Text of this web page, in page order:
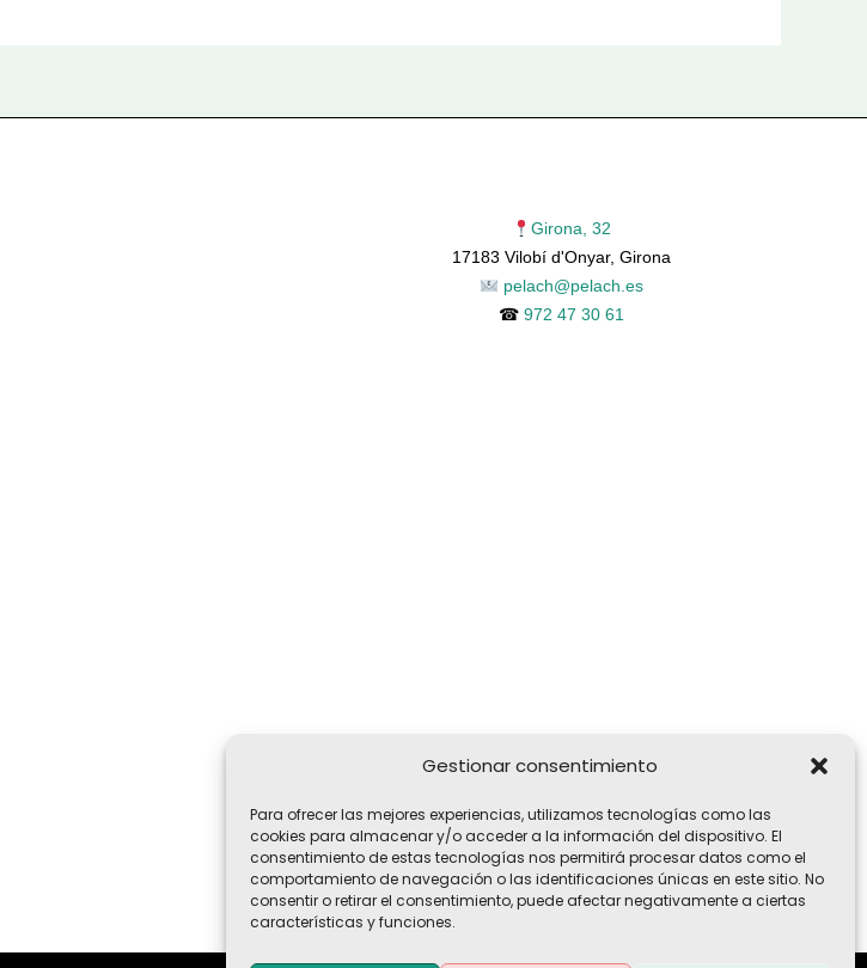
Gestionar consentimiento
Para ofrecer las mejores experiencias, utilizamos tecnologías como las
cookies para almacenar y/o acceder a la información del dispositivo. El
consentimiento de estas tecnologías nos permitirá procesar datos como el
comportamiento de navegación o las identificaciones únicas en este sitio. No
consentir o retirar el consentimiento, puede afectar negativamente a ciertas
características y funciones.
Girona, 32
17183 Vilobí d'Onyar, Girona
pelach@pelach.es
☎972 47 30 61